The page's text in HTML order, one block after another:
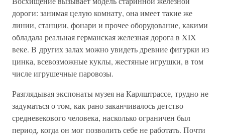
дороги: занимая целую комнату, она имеет такие же
линии, станции, фонари и прочее оборудование, какими
обладала реальная германская железная дорога в XIX
веке. В других залах можно увидеть древние фигурки из
цинка, всевозможные куклы, жестяные игрушки, в том
числе игрушечные паровозы.
Разглядывая экспонаты музея на Карлштрассе, трудно не
задуматься о том, как рано заканчивалось детство
средневекового человека, насколько ограничен был
период, когда он мог позволить себе не работать. Почти